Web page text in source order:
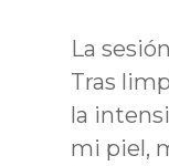
La
Tras
la
mi piel,